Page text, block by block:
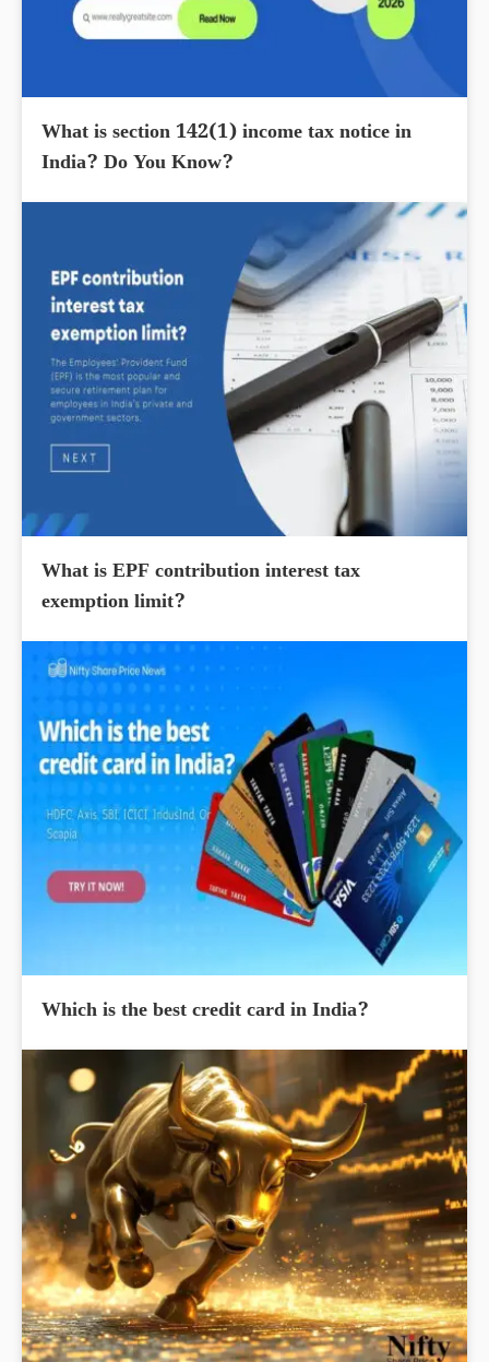
What is section 142(1) income tax notice in
India? Do You Know?
What is EPF contribution interest tax
exemption limit?
Which is the best credit card in India?